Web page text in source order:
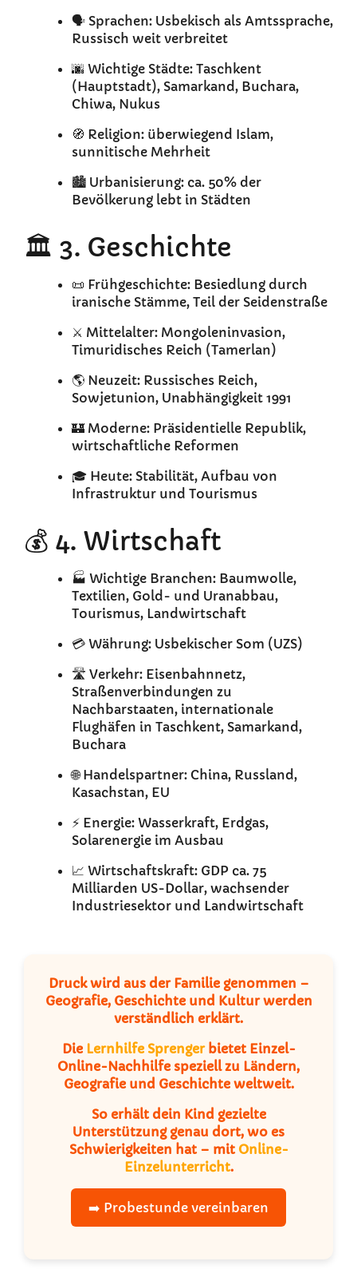
🗣️ Sprachen: Usbekisch als Amtssprache,
Russisch weit verbreitet
🌆 Wichtige Städte: Taschkent
(Hauptstadt), Samarkand, Buchara,
Chiwa, Nukus
🧭 Religion: überwiegend Islam,
sunnitische Mehrheit
🏙️ Urbanisierung: ca. 50% der
Bevölkerung lebt in Städten
🏛️ 3. Geschichte
📜 Frühgeschichte: Besiedlung durch
iranische Stämme, Teil der Seidenstraße
⚔️ Mittelalter: Mongoleninvasion,
Timuridisches Reich (Tamerlan)
🌎 Neuzeit: Russisches Reich,
Sowjetunion, Unabhängigkeit 1991
🏰 Moderne: Präsidentielle Republik,
wirtschaftliche Reformen
🎓 Heute: Stabilität, Aufbau von
Infrastruktur und Tourismus
💰 4. Wirtschaft
🏭 Wichtige Branchen: Baumwolle,
Textilien, Gold- und Uranabbau,
Tourismus, Landwirtschaft
💳 Währung: Usbekischer Som (UZS)
🛣️ Verkehr: Eisenbahnnetz,
Straßenverbindungen zu
Nachbarstaaten, internationale
Flughäfen in Taschkent, Samarkand,
Buchara
🌐 Handelspartner: China, Russland,
Kasachstan, EU
⚡ Energie: Wasserkraft, Erdgas,
Solarenergie im Ausbau
📈 Wirtschaftskraft: GDP ca. 75
Milliarden US-Dollar, wachsender
Industriesektor und Landwirtschaft
Druck wird aus der Familie genommen –
Geografie, Geschichte und Kultur werden
verständlich erklärt.
Die Lernhilfe Sprengerbietet Einzel-
Online-Nachhilfe speziell zu Ländern,
Geografie und Geschichte weltweit.
So erhält dein Kind gezielte
Unterstützung genau dort, wo es
Schwierigkeiten hat – mit Online-
Einzelunterricht.
➡️ Probestunde vereinbaren